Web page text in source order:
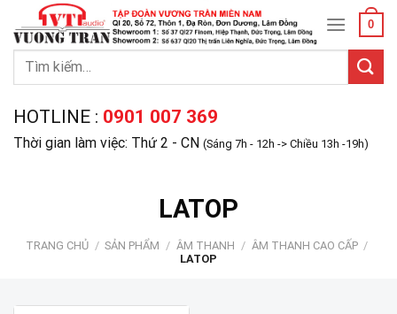
content
0
Tìm
HOTLINE : 0901 007 369
Thời gian làm việc: Thứ 2 - CN (Sáng 7h - 12h -> Chiều 13h -19h)
LATOP
TRANG CHỦ / SẢN PHẨM / ÂM THANH / ÂM THANH CAO CẤP /
LATOP